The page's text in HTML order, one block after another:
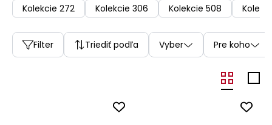
Kolekcie 272
Kolekcie 306 Kolekcie 508
Filter Triediť podľa Vyber Pre koho